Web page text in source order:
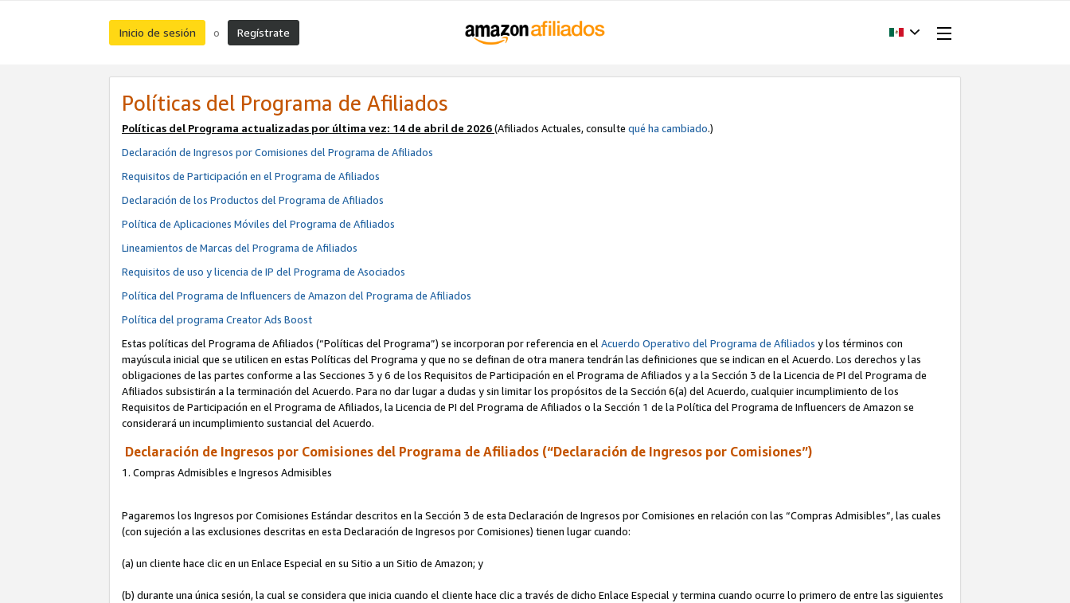
Inicio de sesión o Regístrate
Políticas del Programa de Afiliados
Políticas del Programa actualizadas por última vez: 14 de abril de 2026(Afiliados Actuales, consulte qué ha cambiado.)
Declaración de Ingresos por Comisiones del Programa de Afiliados
Requisitos de Participación en el Programa de Afiliados
Declaración de los Productos del Programa de Afiliados
Política de Aplicaciones Móviles del Programa de Afiliados
Lineamientos de Marcas del Programa de Afiliados
Requisitos de uso y licencia de IP del Programa de Asociados
Política del Programa de Influencers de Amazon del Programa de Afiliados
Política del programa Creator Ads Boost
Estas políticas del Programa de Afiliados (“Políticas del Programa”) se incorporan por referencia en elAcuerdo Operativo del Programa de Afiliados y los términos con
mayúscula inicial que se utilicen en estas Políticas del Programa y que no se definan de otra manera tendrán las definiciones que se indican en el Acuerdo. Los derechos y las
obligaciones de las partes conforme a las Secciones 3 y 6 de los Requisitos de Participación en el Programa de Afiliados y a la Sección 3 de la Licencia de PI del Programa de
Afiliados subsistirán a la terminación del Acuerdo. Para no dar lugar a dudas y sin limitar los propósitos de la Sección 6(a) del Acuerdo, cualquier incumplimiento de los
Requisitos de Participación en el Programa de Afiliados, la Licencia de PI del Programa de Afiliados o la Sección 1 de la Política del Programa de Influencers de Amazon se
considerará un incumplimiento sustancial del Acuerdo.
Declaración de Ingresos por Comisiones del Programa de Afiliados (“Declaración de Ingresos por Comisiones”)
1. Compras Admisibles e Ingresos Admisibles
Pagaremos los Ingresos por Comisiones Estándar descritos en la Sección 3 de esta Declaración de Ingresos por Comisiones en relación con las “Compras Admisibles”, las cuales
(con sujeción a las exclusiones descritas en esta Declaración de Ingresos por Comisiones) tienen lugar cuando:
(a) un cliente hace clic en un Enlace Especial en su Sitio a un Sitio de Amazon; y
(b) durante una única sesión, la cual se considera que inicia cuando el cliente hace clic a través de dicho Enlace Especial y termina cuando ocurre lo primero de entre las siguientes